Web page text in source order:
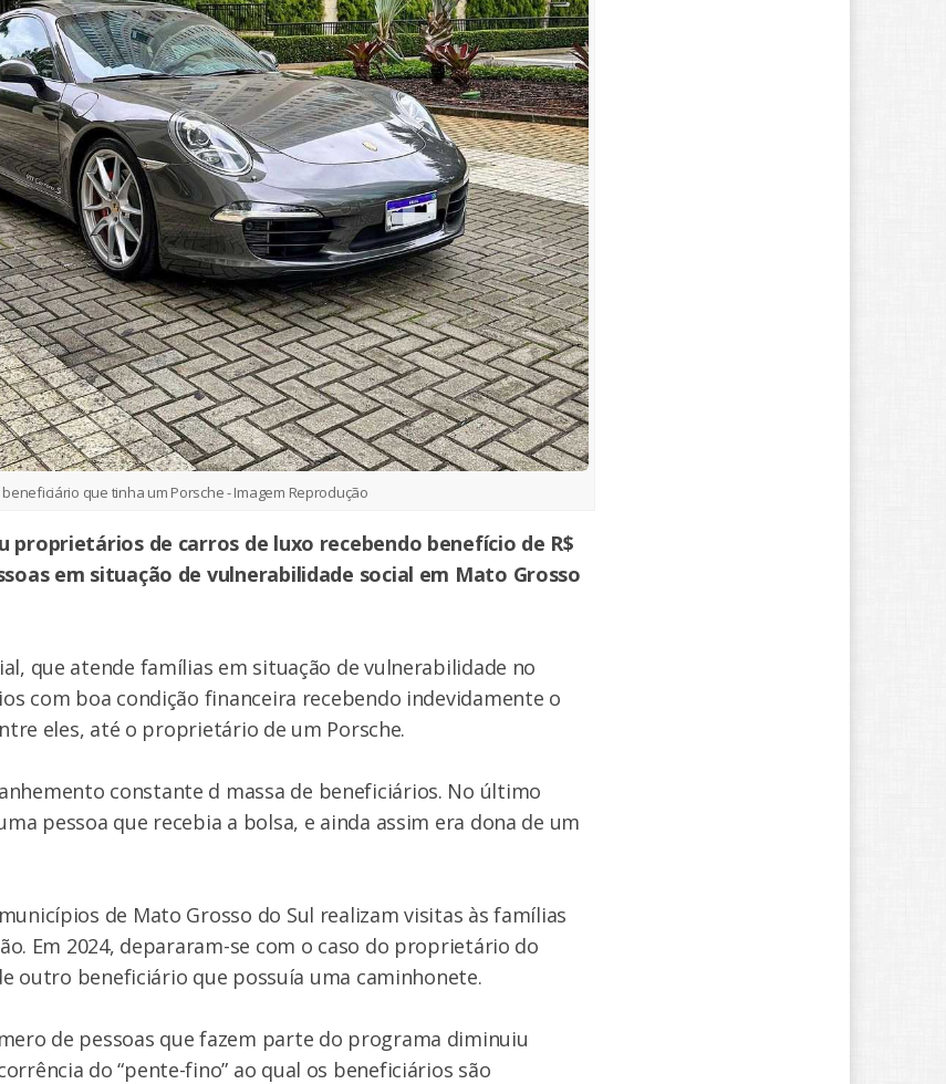
que tinha um Porsche - Imagem Reprodução
proprietários de carros de luxo recebendo benefício de R$
em situação de vulnerabilidade social em Mato Grosso
que atende famílias em situação de vulnerabilidade no
com boa condição financeira recebendo indevidamente o
eles, até o proprietário de um Porsche.
constante d massa de beneficiários. No último
pessoa que recebia a bolsa, e ainda assim era dona de um
de Mato Grosso do Sul realizam visitas às famílias
Em 2024, depararam-se com o caso do proprietário do
outro beneficiário que possuía uma caminhonete.
de pessoas que fazem parte do programa diminuiu
do “pente-fino” ao qual os beneficiários são